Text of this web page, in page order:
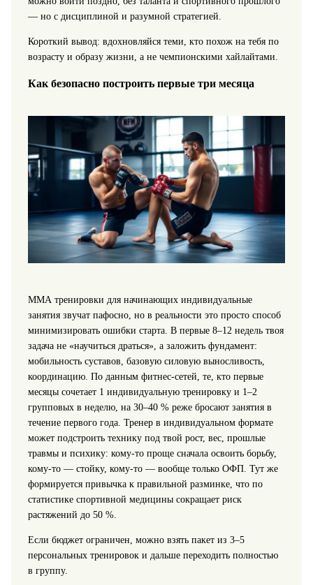
— но с дисциплиной и разумной стратегией.
Короткий вывод: вдохновляйся теми, кто похож на тебя по
возрасту и образу жизни, а не чемпионскими хайлайтами.
Как безопасно построить первые три месяца
ММА тренировки для начинающих индивидуальные
занятия звучат пафосно, но в реальности это просто способ
минимизировать ошибки старта. В первые 8–12 недель твоя
задача не «научиться драться», а заложить фундамент:
мобильность суставов, базовую силовую выносливость,
координацию. По данным фитнес‑сетей, те, кто первые
месяцы сочетает 1 индивидуальную тренировку и 1–2
групповых в неделю, на 30–40 % реже бросают занятия в
течение первого года. Тренер в индивидуальном формате
может подстроить технику под твой рост, вес, прошлые
травмы и психику: кому‑то проще сначала освоить борьбу,
кому‑то — стойку, кому‑то — вообще только ОФП. Тут же
формируется привычка к правильной разминке, что по
статистике спортивной медицины сокращает риск
растяжений до 50 %.
Если бюджет ограничен, можно взять пакет из 3–5
персональных тренировок и дальше переходить полностью
в группу.